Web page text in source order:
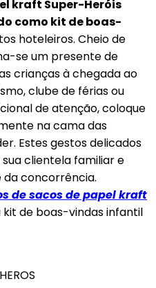
kraft Super-Heróis
como kit de boas-
hoteleiros. Cheio de
se um presente de
crianças à chegada ao
clube de férias ou
de atenção, coloque
na cama das
Estes gestos delicados
clientela familiar e
concorrência.
de sacos de papel kraft
de boas-vindas infantil